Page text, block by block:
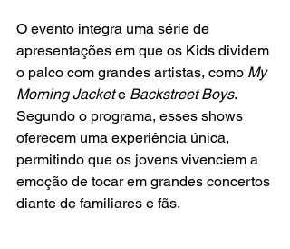
O evento integra uma série de
apresentações em que os Kids dividem
o palco com grandes artistas, como My
Morning Jacket e Backstreet Boys.
Segundo o programa, esses shows
oferecem uma experiência única,
permitindo que os jovens vivenciem a
emoção de tocar em grandes concertos
diante de familiares e fãs.